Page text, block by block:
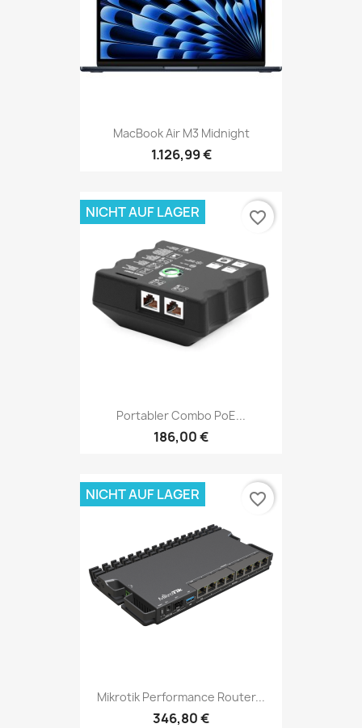
MacBook Air M3 Midnight
1.126,99 €
Portabler Combo PoE...
186,00 €
NICHT AUF LAGER favorite_border
Mikrotik Performance Router...
346,80 €
NICHT AUF LAGER favorite_border